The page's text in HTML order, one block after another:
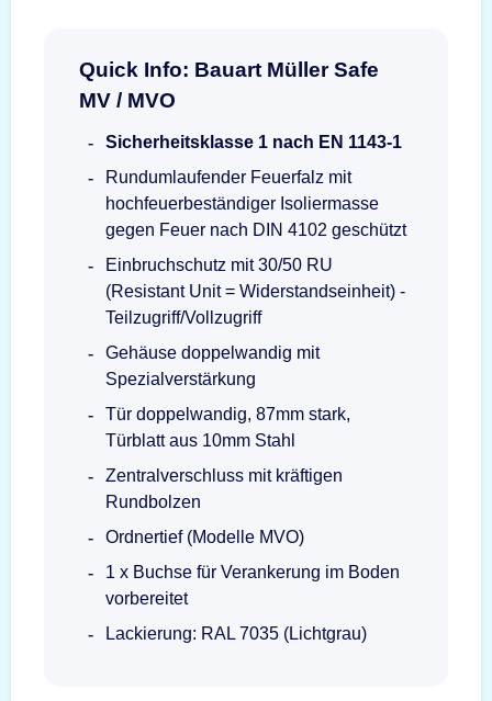
Quick Info: Bauart Müller Safe
MV / MVO
Sicherheitsklasse 1 nach EN 1143-1
Rundumlaufender Feuerfalz mit
hochfeuerbeständiger Isoliermasse
gegen Feuer nach DIN 4102 geschützt
Einbruchschutz mit 30/50 RU
(Resistant Unit = Widerstandseinheit) -
Teilzugriff/Vollzugriff
Gehäuse doppelwandig mit
Spezialverstärkung
Tür doppelwandig, 87mm stark,
Türblatt aus 10mm Stahl
Zentralverschluss mit kräftigen
Rundbolzen
Ordnertief (Modelle MVO)
1 x Buchse für Verankerung im Boden
vorbereitet
Lackierung: RAL 7035 (Lichtgrau)